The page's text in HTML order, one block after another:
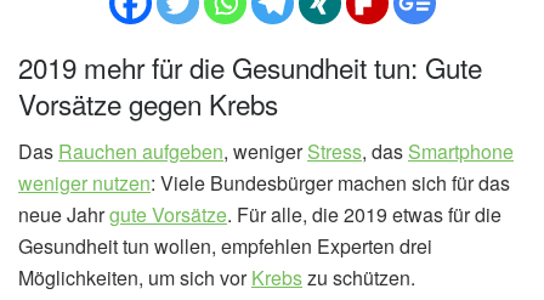
2019 mehr für die Gesundheit tun: Gute
Vorsätze gegen Krebs
Das Rauchen aufgeben, wenigerStress, das Smartphone
weniger nutzen: Viele Bundesbürger machen sich für das
neue Jahrgute Vorsätze. Für alle, die 2019 etwas für die
Gesundheit tun wollen, empfehlen Experten drei
Möglichkeiten, um sich vorKrebszu schützen.